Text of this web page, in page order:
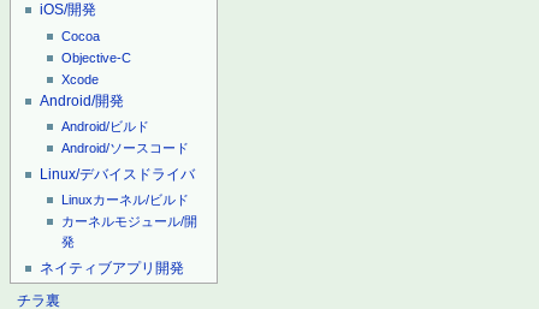
iOS/開発
Cocoa
Objective-C
Xcode
Android/開発
Android/ビルド
Android/ソースコード
Linux/デバイスドライバ
Linuxカーネル/ビルド
カーネルモジュール/開
発
ネイティブアプリ開発
チラ裏